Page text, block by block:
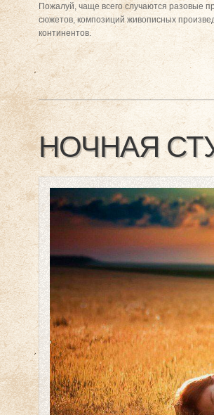
Пожалуй, чаще всего случаются разовые
сюжетов, композиций живописных
континентов.
НОЧНАЯ